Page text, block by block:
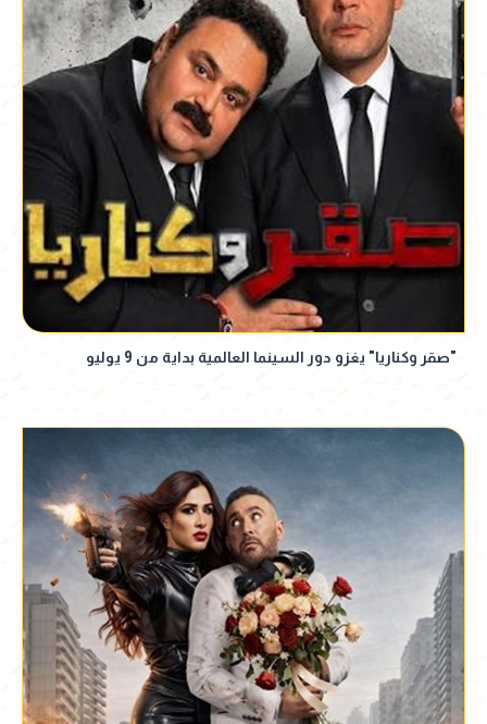
"صقر وكناريا" يغزو دور السينما العالمية بداية من 9 يوليو